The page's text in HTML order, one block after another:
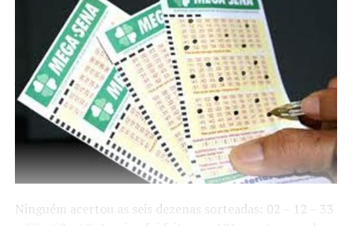
Ninguém acertou as seis dezenas sorteadas: 02 – 12 – 33